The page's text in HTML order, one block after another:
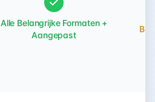
Alle Belangrijke Formaten +
Aangepast